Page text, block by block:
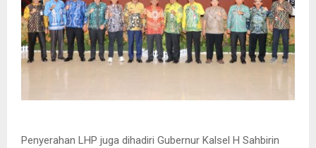
Penyerahan LHP juga dihadiri Gubernur Kalsel H Sahbirin